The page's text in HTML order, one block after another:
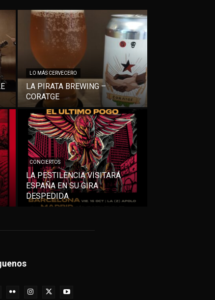
LO MÁS CERVECERO
LA PIRATA BREWING –
CORATGE
CONCIERTOS
LA PESTILENCIA VISITARÁ
ESPAÑA EN SU GIRA
DESPEDIDA